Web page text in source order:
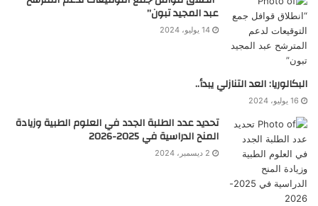
عبد المجيد تبون”
14 يوليو، 2024
البكالوريا: العد التنازلي يبدأ..
16 يوليو، 2024
تحديد عدد الطلبة الجدد في العلوم الطبية وزيادة
المنح الدراسية في 2025-2026
2 ديسمبر، 2024